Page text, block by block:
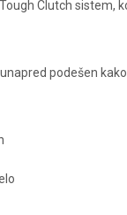
Clutch sistem,
podešen